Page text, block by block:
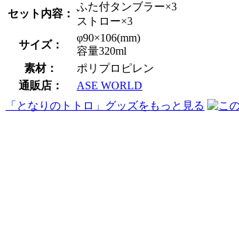
セット内容：
ふた付タンブラー×3
ストロー×3
サイズ：
φ90×106(mm)
容量320ml
素材：
ポリプロピレン
通販店：
ASE WORLD
「となりのトトロ」グッズをもっと見る